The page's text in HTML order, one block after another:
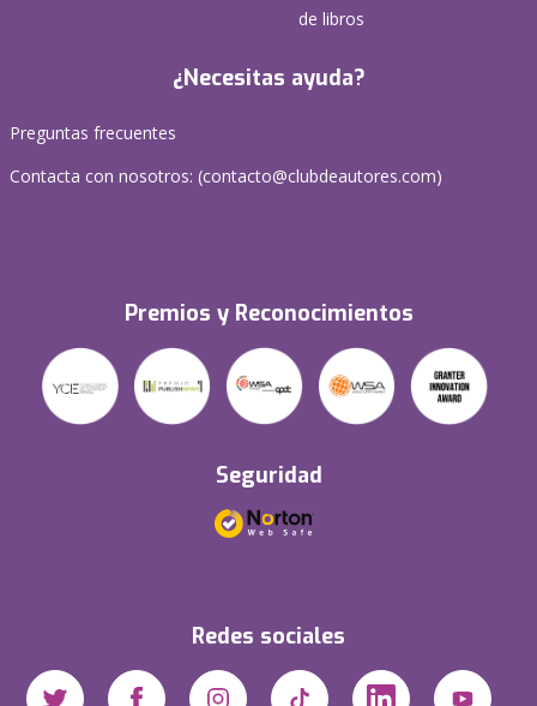
de libros
¿Necesitas ayuda?
Preguntas frecuentes
Contacta con nosotros: (contacto@clubdeautores.com)
Premios y Reconocimientos
Seguridad
Redes sociales